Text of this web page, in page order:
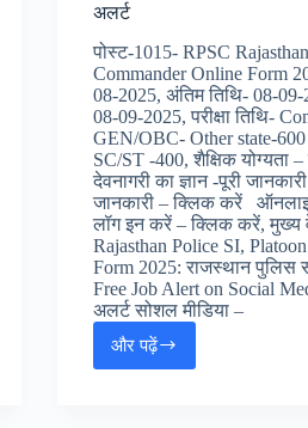
में
निकली
10वीं
पास
के
लिए
भर्ती
अलर्ट
पोस्ट-1015- RPSC
Commander Online Form
08-2025, अंतिम तिथि- 08-
08-09-2025, परीक्षा तिथि-
GEN/OBC- Other state-
SC/ST -400, शैक्षिक योग्यता –
देवनागरी का ज्ञान -पूरी
जानकारी – क्लिक करें
लॉग इन करें – क्लिक करें, मुख्य
Rajasthan Police SI,
Form 2025: राजस्थान पुलिस
Free Job Alert on Social
अलर्ट सोशल मीडिया –
और पढ़ेंRPSC
Rajasthan